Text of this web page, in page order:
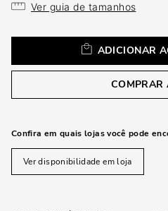
Ver guia de tamanhos
ADICIONAR
COMPRAR
Confira em quais lojas você pode
Ver disponibilidade em loja